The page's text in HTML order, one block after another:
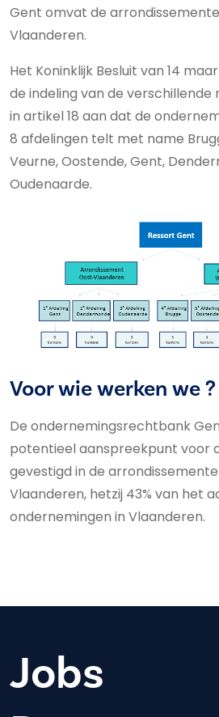
Gent omvat de
Vlaanderen.
Het Koninklijk Besluit van 14
de indeling van de
in artikel 18 aan dat de
8 afdelingen telt met name
Veurne, Oostende, Gent,
Oudenaarde.
Voor wie werken we ?
De ondernemingsrechtbank
potentieel aanspreekpunt voor
gevestigd in de
Vlaanderen, hetzij 43% van het
ondernemingen in Vlaanderen.
Jobs